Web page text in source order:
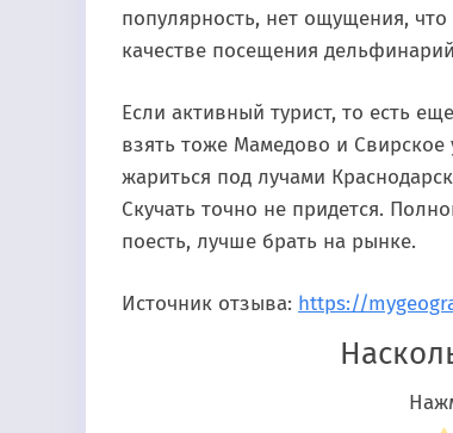
популярность, нет ощущения, что
качестве посещения
Если активный турист, то есть
взять тоже Мамедово и Свирское
жариться под лучами
Скучать точно не придется.
поесть, лучше брать на рынке.
Источник отзыва: https://